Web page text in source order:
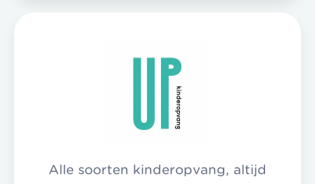
Alle soorten kinderopvang, altijd